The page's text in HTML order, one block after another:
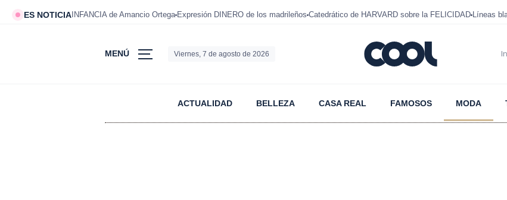
ES NOTICIA INFANCIA de Amancio Ortega Expresión DINERO de los madrileños Catedrático de HARVARD sobre la FELICIDAD Líneas
MENÚ Viernes, 7 de agosto de 2026
ACTUALIDAD BELLEZA CASA REAL FAMOSOS MODA